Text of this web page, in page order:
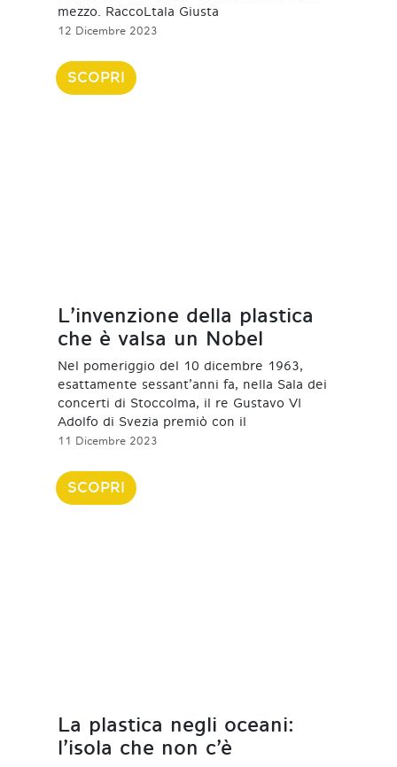
mezzo. RaccoLtala Giusta
12 Dicembre 2023
SCOPRI
L’invenzione della plastica
che è valsa un Nobel
Nel pomeriggio del 10 dicembre 1963,
esattamente sessant’anni fa, nella Sala dei
concerti di Stoccolma, il re Gustavo VI
Adolfo di Svezia premiò con il
11 Dicembre 2023
SCOPRI
La plastica negli oceani:
l’isola che non c’è